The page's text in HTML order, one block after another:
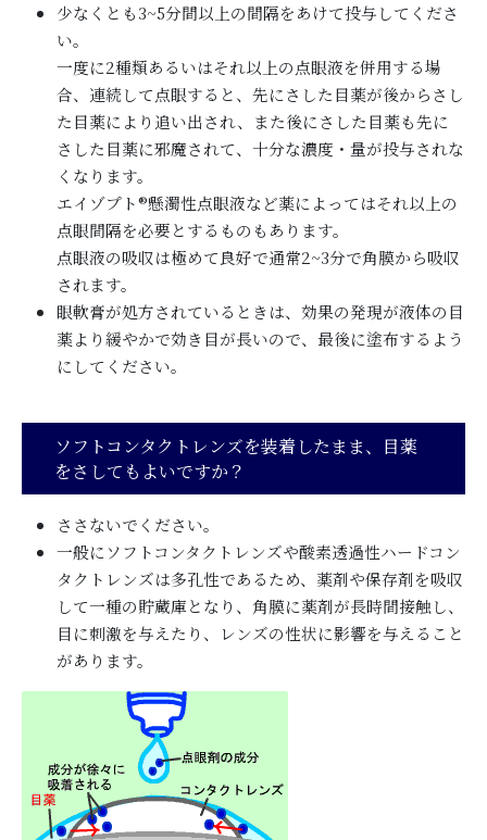
少なくとも3~5分間以上の間隔をあけて投与してくださ
い。
一度に2種類あるいはそれ以上の点眼液を併用する場
合、連続して点眼すると、先にさした目薬が後からさし
た目薬により追い出され、また後にさした目薬も先に
さした目薬に邪魔されて、十分な濃度・量が投与されな
くなります。
エイゾプト®懸濁性点眼液など薬によってはそれ以上の
点眼間隔を必要とするものもあります。
点眼液の吸収は極めて良好で通常2~3分で角膜から吸収
されます。
眼軟膏が処方されているときは、効果の発現が液体の目
薬より緩やかで効き目が長いので、最後に塗布するよう
にしてください。
ソフトコンタクトレンズを装着したまま、目薬
をさしてもよいですか？
ささないでください。
一般にソフトコンタクトレンズや酸素透過性ハードコン
タクトレンズは多孔性であるため、薬剤や保存剤を吸収
して一種の貯蔵庫となり、角膜に薬剤が長時間接触し、
目に刺激を与えたり、レンズの性状に影響を与えること
があります。